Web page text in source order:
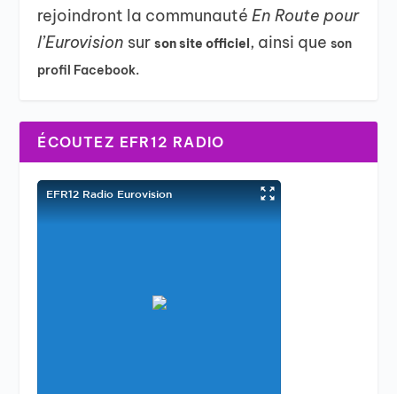
rejoindront la communautéEn Route pour
l’Eurovision surson site officiel, ainsi queson
profil Facebook.
ÉCOUTEZ EFR12 RADIO